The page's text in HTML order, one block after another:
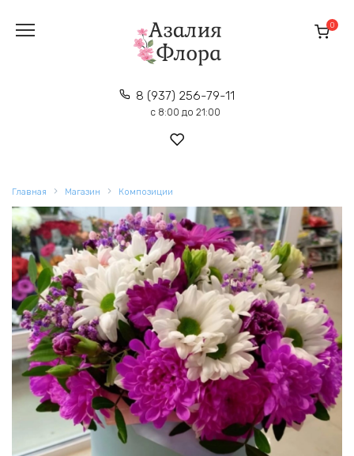
содержанию
8 (937) 256-79-11
с 8:00 до 21:00
0
Главная Магазин Композиции